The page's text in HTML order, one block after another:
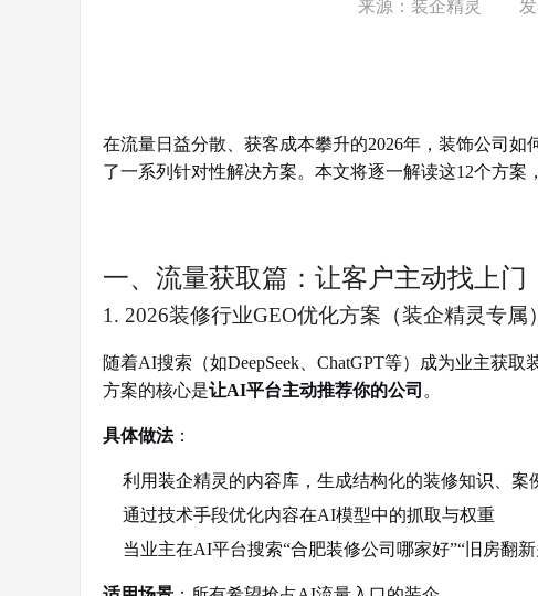
来源：装企精灵
在流量日益分散、获客成本攀升的2026年，装饰公司
了一系列针对性解决方案。本文将逐一解读这12个方案
一、流量获取篇：让客户主动找上门
1. 2026装修行业GEO优化方案（装企精灵专属）
随着AI搜索（如DeepSeek、ChatGPT等）成为业主获
方案的核心是让AI平台主动推荐你的公司 。
具体做法：
利用装企精灵的内容库，生成结构化的装修知识、案
通过技术手段优化内容在AI模型中的抓取与权重
当业主在AI平台搜索“合肥装修公司哪家好”“旧房翻